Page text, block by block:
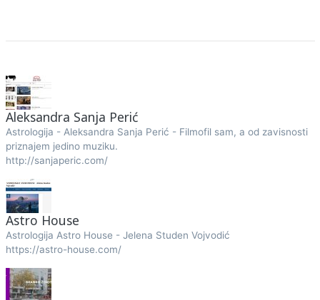
Aleksandra Sanja Perić
Astrologija - Aleksandra Sanja Perić - Filmofil sam, a od zavisnosti
priznajem jedino muziku.
http://sanjaperic.com/
Astro House
Astrologija Astro House - Jelena Studen Vojvodić
https://astro-house.com/